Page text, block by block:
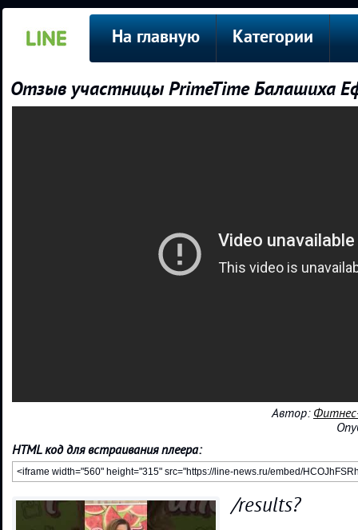
На главную Категории
Отзыв участницы PrimeTime Балашиха
Автор:
HTML код для встраивания плеера:
/results?